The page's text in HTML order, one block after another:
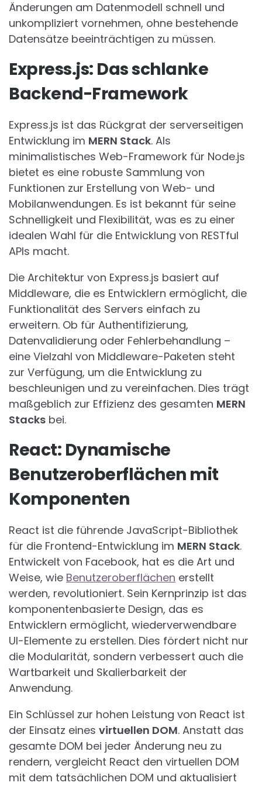
Änderungen am Datenmodell schnell und
unkompliziert vornehmen, ohne bestehende
Datensätze beeinträchtigen zu müssen.
Express.js: Das schlanke
Backend-Framework
Express.js ist das Rückgrat der serverseitigen
Entwicklung im MERN Stack. Als
minimalistisches Web-Framework für Node.js
bietet es eine robuste Sammlung von
Funktionen zur Erstellung von Web- und
Mobilanwendungen. Es ist bekannt für seine
Schnelligkeit und Flexibilität, was es zu einer
idealen Wahl für die Entwicklung von RESTful
APIs macht.
Die Architektur von Express.js basiert auf
Middleware, die es Entwicklern ermöglicht, die
Funktionalität des Servers einfach zu
erweitern. Ob für Authentifizierung,
Datenvalidierung oder Fehlerbehandlung –
eine Vielzahl von Middleware-Paketen steht
zur Verfügung, um die Entwicklung zu
beschleunigen und zu vereinfachen. Dies trägt
maßgeblich zur Effizienz des gesamten MERN
Stacks bei.
React: Dynamische
Benutzeroberflächen mit
Komponenten
React ist die führende JavaScript-Bibliothek
für die Frontend-Entwicklung im MERN Stack.
Entwickelt von Facebook, hat es die Art und
Weise, wie Benutzeroberflächen erstellt
werden, revolutioniert. Sein Kernprinzip ist das
komponentenbasierte Design, das es
Entwicklern ermöglicht, wiederverwendbare
UI-Elemente zu erstellen. Dies fördert nicht nur
die Modularität, sondern verbessert auch die
Wartbarkeit und Skalierbarkeit der
Anwendung.
Ein Schlüssel zur hohen Leistung von React ist
der Einsatz eines virtuellen DOM. Anstatt das
gesamte DOM bei jeder Änderung neu zu
rendern, vergleicht React den virtuellen DOM
mit dem tatsächlichen DOM und aktualisiert